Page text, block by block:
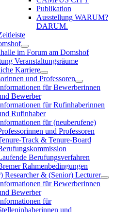
Publikation
Ausstellung WARUM?
DARUM.
im Forum am Domshof
Veranstaltungsräume
Karriere
und Professoren
für Bewerberinnen
Bewerber
für Rufinhaberinnen
Rufinhaber
für (neuberufene)
und Professoren
Track & Tenure-Board
Berufungsverfahren
Rahmenbedingungen
Researcher & (Senior) Lecturer
für Bewerberinnen
Bewerber
für
und